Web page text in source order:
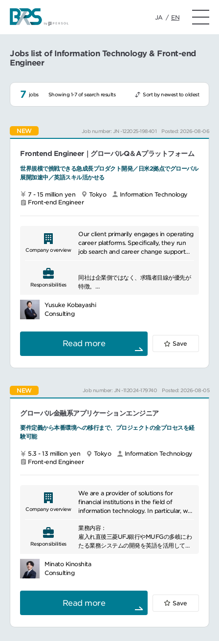
JA / EN
Jobs list of Information Technology & Front-end
Engineer
7 jobs Showing 1-7 of search results Sort by newest to oldest
NEW Job number: JN -122025-198401 Posted: 2026-08-06
Frontend Engineer｜グローバルQ＆Aプラットフォーム
世界規模で挑戦できる急成長プロダクト開発／日米2拠点でグローバル
展開加速中／英語スキル活かせる
7 - 15 million yen Tokyo
Information Technology
Front-end Engineer
Company overview
Our client primarily engages in operating
career platforms. Specifically, they run
job search and career change support
Responsibilities
同社は企業側ではなく、求職者目線が優先が
特徴。
着実に成長を遂げています。
◤グローバルQ＆Aプラットフォーム◢
プロダクトの
【Frontend Engineer】
を募集いたします。
です～
月間問答数は、YoY5,000%超の急成長を遂
げ、直近は質問箱サービスとして、国内トッ
プレベルのユーザー数を誇ります。
今後、20億人が利用するグローバル対話プラ
を加速しています。
AIが浸透する時代の中、人々がつながり、価
■ポジションについて
特にフロントエンド領域において、設計・開
発・運用を推進いただきます。
直近は日本マーケットをベースとした設計か
ら、多リージョンにて多くのリクエストを捌
けるようシステムの刷新と、グローバルマー
ケットでのPMFに向けて高速に新機能の開発
■業務内容
PoC含む、高速での機能実装・開発
システム起因の高速なトラブルシューティン
拡張性、信頼性、パフォーマンスの担保
Yusuke Kobayashi
Consulting
Read more Save
NEW Job number: JN -112024-179740 Posted: 2026-08-05
グローバル金融系アプリケーションエンジニア
要件定義から本番環境への移行まで、プロジェクトの全プロセスを経
験可能
5.3 - 13 million yen Tokyo
Information Technology
Front-end Engineer
Company overview
We are a provider of solutions for
financial institutions in the field of
information technology. In particular, we
operational efficiency and safety
through services such as system
development, operation, and
needs of our clients by leveraging our
infrastructures. In addition, we continue
to adopt the latest IT technologies and
are always in pursuit of innovation.
Responsibilities
業務内容：
雇入れ直後三菱UFJ銀行やMUFGの多岐にわ
たる業務システムの開発を英語を活用して上
設計、開発、テスト、保守）まで一貫した開
英語を活用した仕事の例海外ユーザーとの要
件調整や様々な課題の解決、テストの依頼や
システムの使い方の説明等のコミュニケーシ
ョン
Minato Kinoshita
Consulting
Read more Save